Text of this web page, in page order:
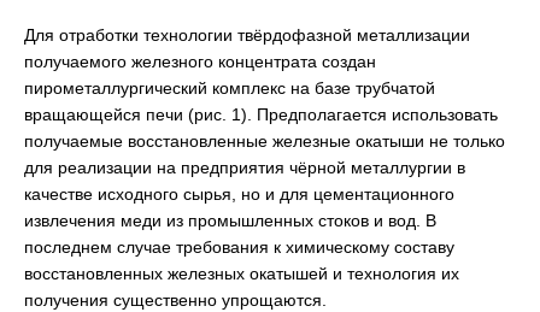
Для отработки технологии твёрдофазной металлизации
получаемого железного концентрата создан
пирометаллургический комплекс на базе трубчатой
вращающейся печи (рис. 1). Предполагается использовать
получаемые восстановленные железные окатыши не только
для реализации на предприятия чёрной металлургии в
качестве исходного сырья, но и для цементационного
извлечения меди из промышленных стоков и вод. В
последнем случае требования к химическому составу
восстановленных железных окатышей и технология их
получения существенно упрощаются.